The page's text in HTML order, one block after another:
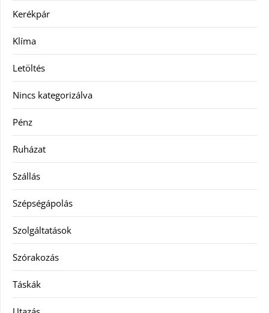
Kerékpár
Klíma
Letöltés
Nincs kategorizálva
Pénz
Ruházat
Szállás
Szépségápolás
Szolgáltatások
Szórakozás
Táskák